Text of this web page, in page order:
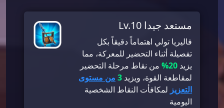
مستعد جيدا Lv.10
فاليريا تولي اهتماماً دقيقاً بكل
تفصيلة أثناء التحضير للمعركة، مما
يزيد 20%
من نقاط مرحلة التحضير
لمقاطعة القوة، ويزيد 3 من مستوى
التعزيز لمكافأت النقاط الشخصية
اليومية